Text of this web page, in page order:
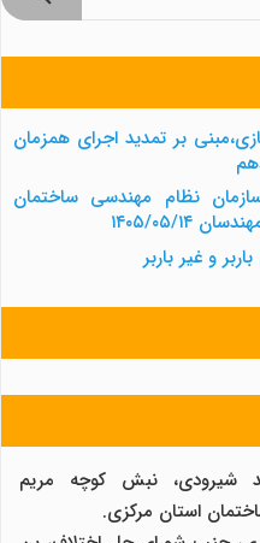
بر تمدید اجرای همزمان
نظام مهندسی ساختمان
و غیر باربر
شهید شیرودی، نبش کوچه مریم
استان مرکزی.